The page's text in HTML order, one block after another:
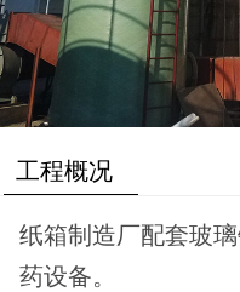
工程概况
纸箱制造厂配套玻
药设备。